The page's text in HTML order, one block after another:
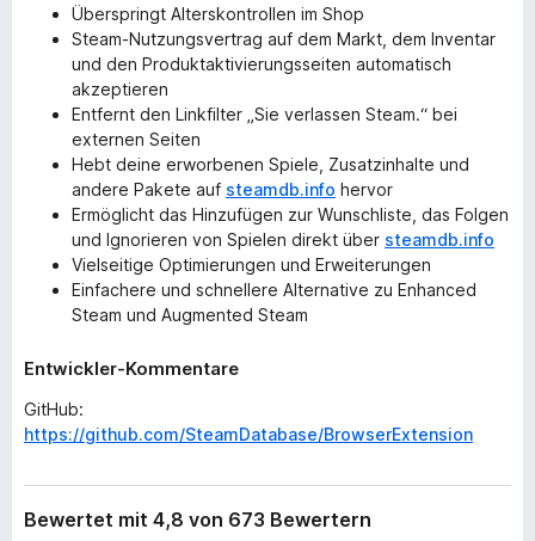
Überspringt Alterskontrollen im Shop
Steam-Nutzungsvertrag auf dem Markt, dem Inventar
und den Produktaktivierungsseiten automatisch
akzeptieren
Entfernt den Linkfilter „Sie verlassen Steam.“ bei
externen Seiten
Hebt deine erworbenen Spiele, Zusatzinhalte und
andere Pakete auf steamdb.info hervor
Ermöglicht das Hinzufügen zur Wunschliste, das Folgen
und Ignorieren von Spielen direkt über steamdb.info
Vielseitige Optimierungen und Erweiterungen
Einfachere und schnellere Alternative zu Enhanced
Steam und Augmented Steam
Entwickler-Kommentare
GitHub:
https://github.com/SteamDatabase/BrowserExtension
Bewertet mit 4,8 von 673 Bewertern